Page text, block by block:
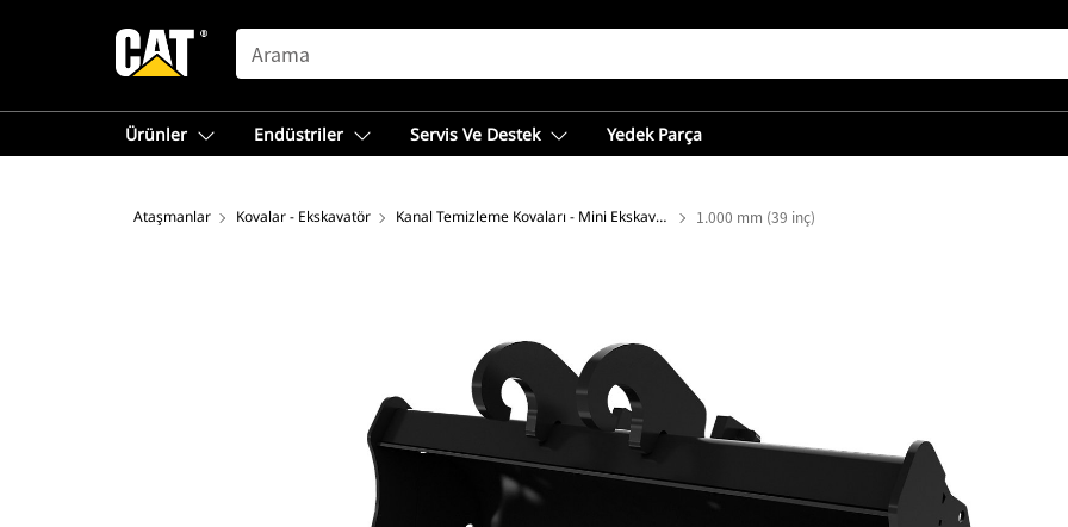
SEARCH
Ürünler Endüstriler Servis Ve Destek Yedek Parça
Ataşmanlar Kovalar - Ekskavatör Kanal Temizleme Kovaları - Mini Ekskavatör 1.000 mm (39 inç)